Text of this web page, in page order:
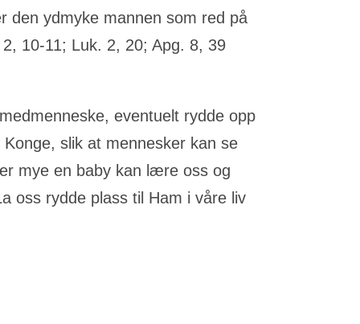
den ydmyke mannen som red på
10-11; Luk. 2, 20; Apg. 8, 39
eventuelt rydde opp
slik at mennesker kan se
mye en baby kan lære oss og
oss rydde plass til Ham i våre liv